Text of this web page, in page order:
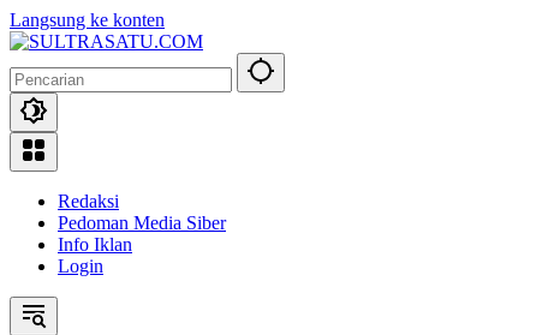
Langsung ke konten
Redaksi
Pedoman Media Siber
Info Iklan
Login